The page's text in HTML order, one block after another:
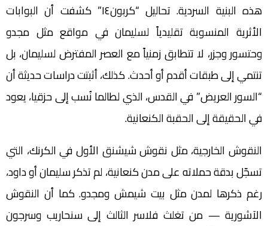
هذه البنية السردية. تحاليل “كربون١٤” كشفت أن البوابات
الأثرية المنسوبة تقليدياً لسليمان في مواقع مثل مجدو
وحتسور وجزر، لا تتطابق زمنياً مع العصر المفترض لسليمان، بل
تنتمي إلى طبقات أقدم أو أحدث. كذلك، أثبتت دراسات حديثة أن
“السور العريض” في القدس، الذي لطالما نُسب إلى حزقيا، يعود
في الحقيقة إلى الحقبة الكنعانية.
النقوش الخارجية، مثل نقوش شيشنق الأول في الكرنك، التي
تسجّل بدقة حملاته على مدن كنعانية، لم تذكر سليمان أو داود،
رغم ذكرها لمدن مثل بيت شيمش ومجدو. كما أن النقوش
الآشورية — من تغلث فلاسر الثالث إلى سنحاريب وسرجون